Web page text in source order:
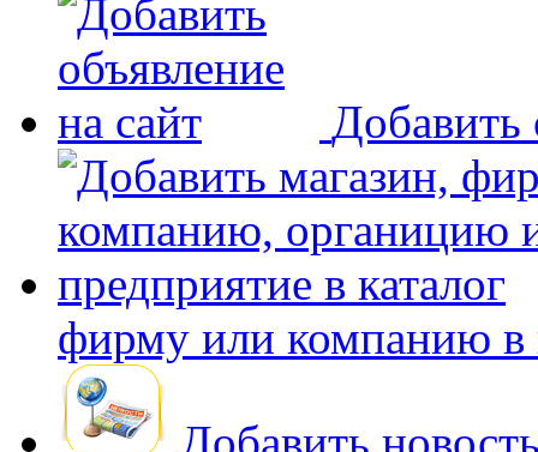
Добавить
фирму или компанию в